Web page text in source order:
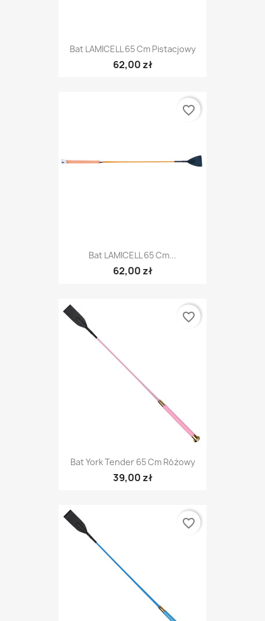
Bat LAMICELL 65 Cm Pistacjowy
62,00 zł
Bat LAMICELL 65 Cm...
62,00 zł
favorite_border
Bat York Tender 65 Cm Różowy
39,00 zł
favorite_border
favorite_border